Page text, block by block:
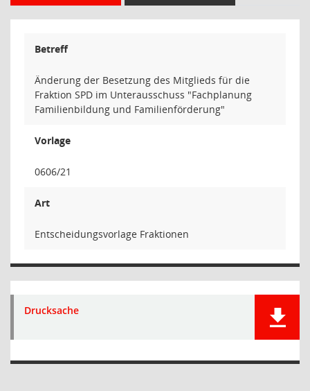
Betreff
Änderung der Besetzung des Mitglieds für die
Fraktion SPD im Unterausschuss "Fachplanung
Familienbildung und Familienförderung"
Vorlage
0606/21
Art
Entscheidungsvorlage Fraktionen
Drucksache